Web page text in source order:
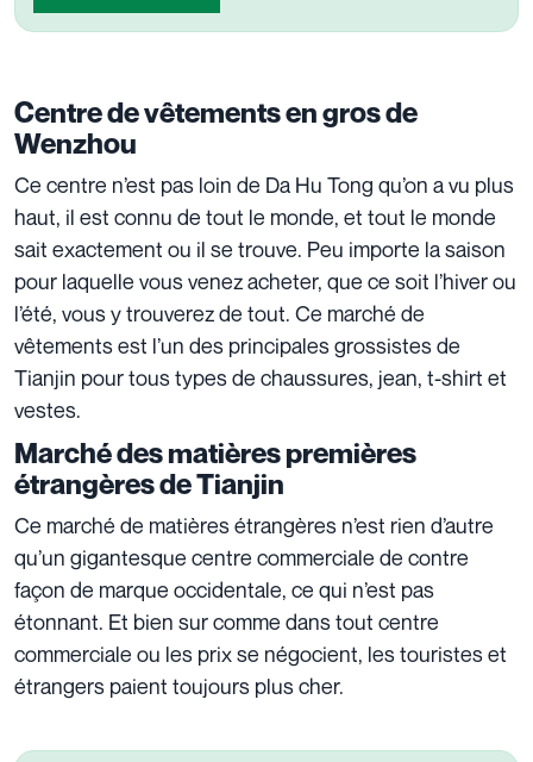
Centre de vêtements en gros de
Wenzhou
Ce centre n’est pas loin de Da Hu Tong qu’on a vu plus
haut, il est connu de tout le monde, et tout le monde
sait exactement ou il se trouve. Peu importe la saison
pour laquelle vous venez acheter, que ce soit l’hiver ou
l’été, vous y trouverez de tout. Ce marché de
vêtements est l’un des principales grossistes de
Tianjin pour tous types de chaussures, jean, t-shirt et
vestes.
Marché des matières premières
étrangères de Tianjin
Ce marché de matières étrangères n’est rien d’autre
qu’un gigantesque centre commerciale de contre
façon de marque occidentale, ce qui n’est pas
étonnant. Et bien sur comme dans tout centre
commerciale ou les prix se négocient, les touristes et
étrangers paient toujours plus cher.